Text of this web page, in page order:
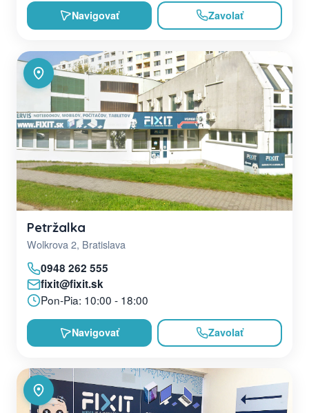
Navigovať Zavolať
Petržalka
Wolkrova 2, Bratislava
0948 262 555
fixit@fixit.sk
Pon-Pia: 10:00 - 18:00
Navigovať Zavolať